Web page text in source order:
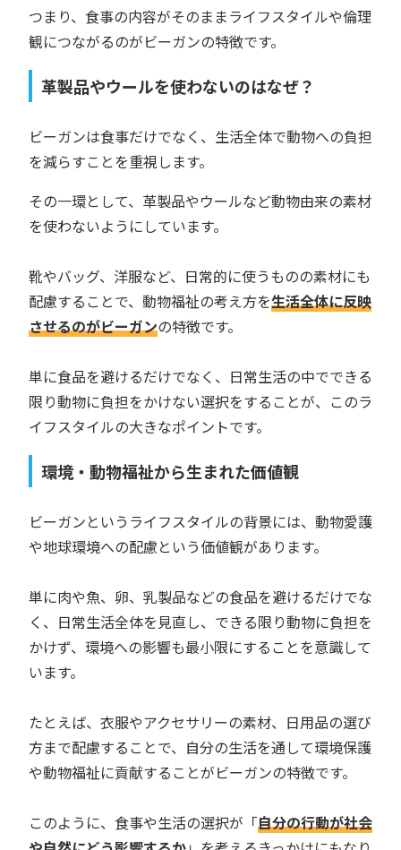
つまり、食事の内容がそのままライフスタイルや倫理
観につながるのがビーガンの特徴です。
革製品やウールを使わないのはなぜ？
ビーガンは食事だけでなく、生活全体で動物への負担
を減らすことを重視します。
その一環として、革製品やウールなど動物由来の素材
を使わないようにしています。
靴やバッグ、洋服など、日常的に使うものの素材にも
配慮することで、動物福祉の考え方を生活全体に反映
させるのがビーガンの特徴です。
単に食品を避けるだけでなく、日常生活の中でできる
限り動物に負担をかけない選択をすることが、このラ
イフスタイルの大きなポイントです。
環境・動物福祉から生まれた価値観
ビーガンというライフスタイルの背景には、動物愛護
や地球環境への配慮という価値観があります。
単に肉や魚、卵、乳製品などの食品を避けるだけでな
く、日常生活全体を見直し、できる限り動物に負担を
かけず、環境への影響も最小限にすることを意識して
います。
たとえば、衣服やアクセサリーの素材、日用品の選び
方まで配慮することで、自分の生活を通して環境保護
や動物福祉に貢献することがビーガンの特徴です。
このように、食事や生活の選択が「自分の行動が社会